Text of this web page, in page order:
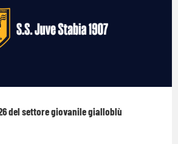
del settore giovanile gialloblù